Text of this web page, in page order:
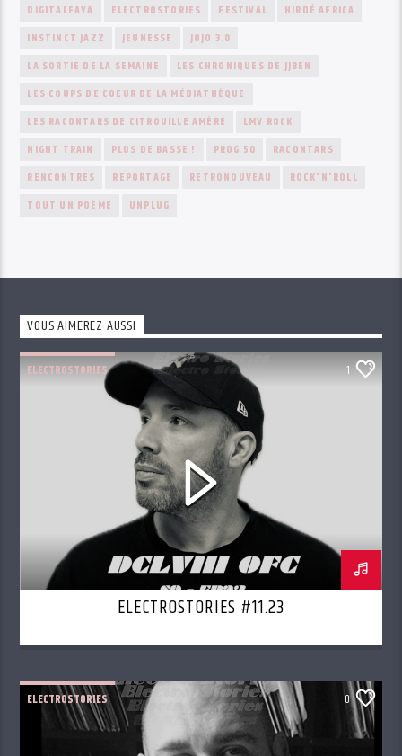
DIGITALFAYA ELECTROSTORIES FESTIVAL
HIRDÉ AFRICA
INSTINCT JAZZ
JEUNESSE
JOJO 3.0
LA SORTIE DE LA SEMAINE
LES CHRONIQUES DE JJBEN
LES COUPS DE COEUR DE LA MÉDIATHÈQUE
LES RACONTARS DE CITROUILLE AMÈRE
LMV ROCK
NIGHT TRAIN
PLUS DE BASSE ! PROG 50
RACONTARS
RENCONTRES
REPORTAGE RETRONOUVEAU
ROCK'N'ROLL
TOUT UN POÈME
UNPLUG
VOUS AIMEREZ AUSSI
ELECTROSTORIES 1
ELECTROSTORIES #11.23
ELECTROSTORIES 0